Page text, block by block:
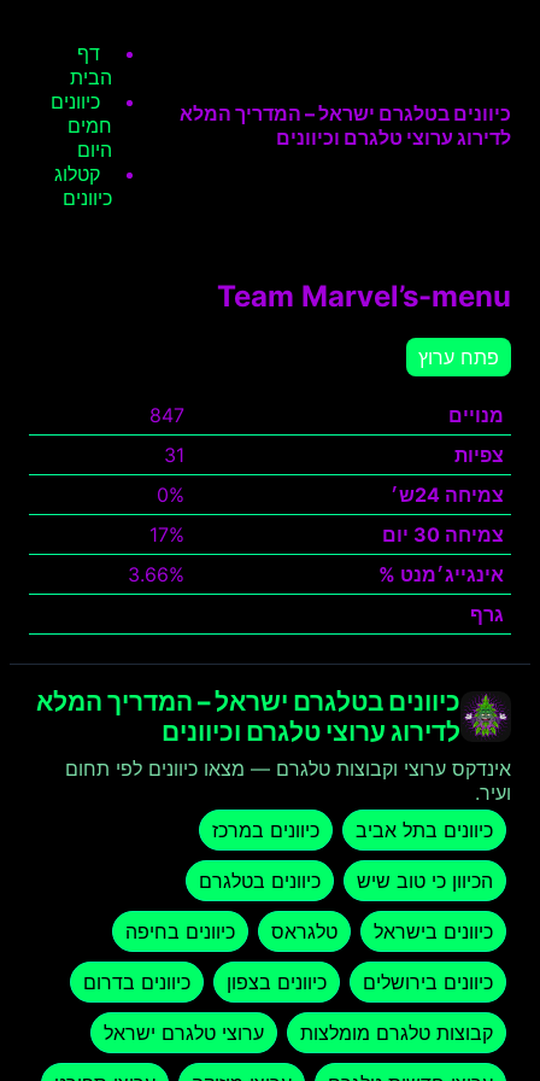
כיוונים בטלגרם ישראל – המדריך המלא
לדירוג ערוצי טלגרם וכיוונים
דף
הבית
כיוונים
חמים
היום
קטלוג
כיוונים
Team Marvel’s-menu
פתח ערוץ
מנויים
847
צפיות
31
צמיחה 24ש׳
0%
צמיחה 30 יום
17%
אינגייג׳מנט %
3.66%
גרף
כיוונים בטלגרם ישראל – המדריך המלא
לדירוג ערוצי טלגרם וכיוונים
אינדקס ערוצי וקבוצות טלגרם — מצאו כיוונים לפי תחום
ועיר.
כיוונים בתל אביב
כיוונים במרכז
הכיוון כי טוב שיש כיוונים בטלגרם
כיוונים בישראל טלגראס כיוונים בחיפה
כיוונים בירושלים כיוונים בצפון כיוונים בדרום
קבוצות טלגרם מומלצות ערוצי טלגרם ישראל